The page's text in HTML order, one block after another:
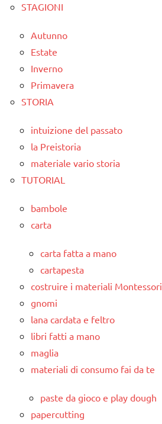
STAGIONI
Autunno
Estate
Inverno
Primavera
STORIA
intuizione del passato
la Preistoria
materiale vario storia
TUTORIAL
bambole
carta
carta fatta a mano
cartapesta
costruire i materiali Montessori
gnomi
lana cardata e feltro
libri fatti a mano
maglia
materiali di consumo fai da te
paste da gioco e play dough
papercutting